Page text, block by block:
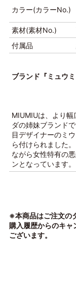
カラー(カラーNo.)
素材(素材No.)
付属品
ブランド『ミュウ
MIUMIUは、より
ダの姉妹ブランド
目デザイナーのミ
ら付けられました
ながら女性特有の
ンとなっています。
※本商品はご注文の
購入履歴からのキャ
ございます。